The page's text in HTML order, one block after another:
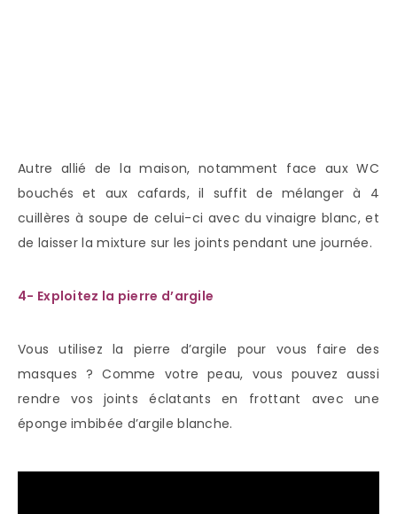
Autre allié de la maison, notamment face aux WC
bouchés et aux cafards, il suffit de mélanger à 4
cuillères à soupe de celui-ci avec du vinaigre blanc, et
de laisser la mixture sur les joints pendant une journée.
4- Exploitez la pierre d’argile
Vous utilisez la pierre d’argile pour vous faire des
masques ? Comme votre peau, vous pouvez aussi
rendre vos joints éclatants en frottant avec une
éponge imbibée d’argile blanche.